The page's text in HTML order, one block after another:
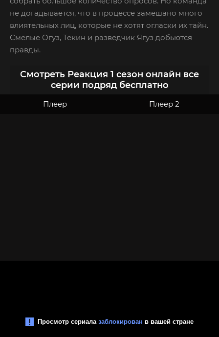
не догадывается, что в процессе замешано много
влиятельных лиц, которые не хотят огласки их тайн.
Смелые Огуз, Текин и разведчик Ягуз добьются
правды.
Смотреть Реакция 1 сезон онлайн все
серии подряд бесплатно
Плеер Плеер 2